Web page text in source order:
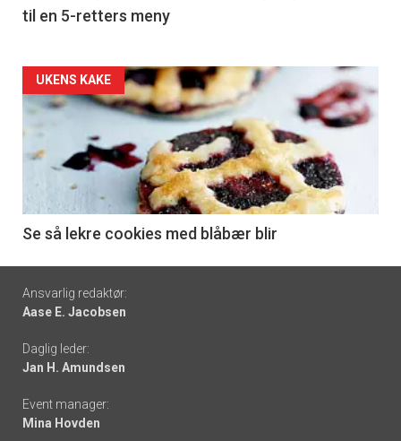
til en 5-retters meny
Forsiden
akkurat
nå
6
UKENS KAKE
Se så lekre cookies med blåbær blir
Footer
-
links
Ansvarlig redaktør:
Aase E. Jacobsen
Daglig leder:
Jan H. Amundsen
Event manager:
Mina Hovden